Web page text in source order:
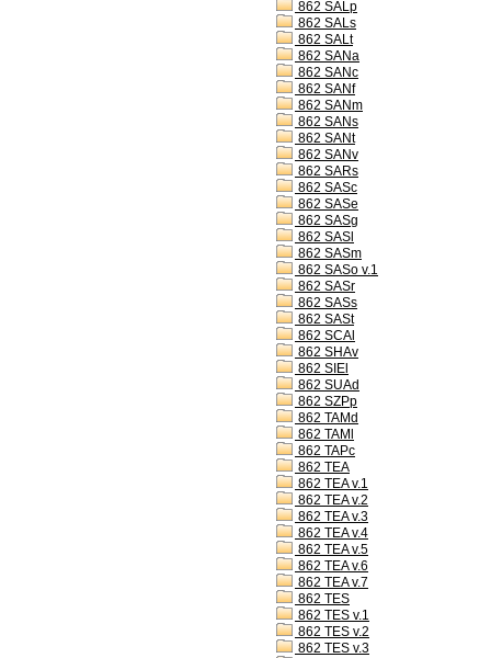
862 SALp
862 SALs
862 SALt
862 SANa
862 SANc
862 SANf
862 SANm
862 SANs
862 SANt
862 SANv
862 SARs
862 SASc
862 SASe
862 SASg
862 SASl
862 SASm
862 SASo v.1
862 SASr
862 SASs
862 SASt
862 SCAl
862 SHAv
862 SIEl
862 SUAd
862 SZPp
862 TAMd
862 TAMl
862 TAPc
862 TEA
862 TEA v.1
862 TEA v.2
862 TEA v.3
862 TEA v.4
862 TEA v.5
862 TEA v.6
862 TEA v.7
862 TES
862 TES v.1
862 TES v.2
862 TES v.3